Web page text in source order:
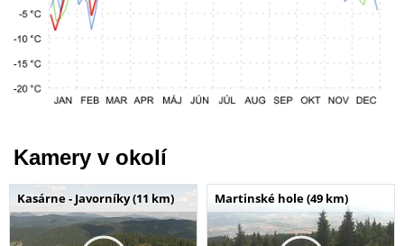
Kamery v okolí
Kasárne - Javorníky (11 km) Martinské hole (49 km)